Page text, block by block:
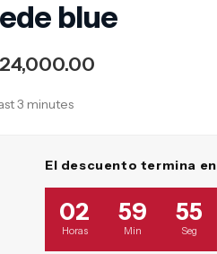
blue
3 minutes
El descuento termina en
02
Horas
59
Min
54
Seg